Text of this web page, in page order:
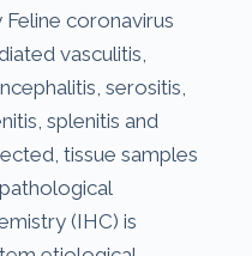
coronavirus
vasculitis,
serositis,
splenitis and
tissue samples
(IHC) is